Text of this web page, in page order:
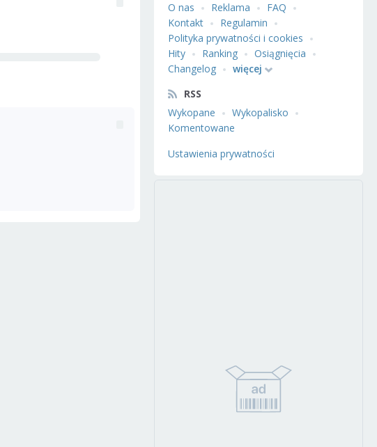
O nas
Reklama
FAQ
Kontakt
Regulamin
Polityka prywatności i cookies
Hity
Ranking
Osiągnięcia
Changelog
więcej
RSS
Wykopane
Wykopalisko
Komentowane
Ustawienia prywatności